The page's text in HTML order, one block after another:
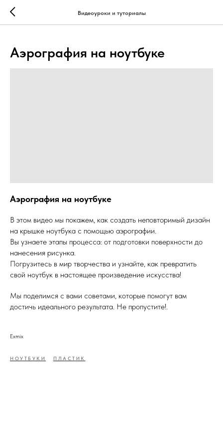
Видеоуроки и туториалы
Аэрография на ноутбуке
Аэрография на ноутбуке
В этом видео мы покажем, как создать неповторимый дизайн
на крышке ноутбука с помощью аэрографии.
Вы узнаете этапы процесса: от подготовки поверхности до
нанесения рисунка.
Погрузитесь в мир творчества и узнайте, как превратить
свой ноутбук в настоящее произведение искусства!
Мы поделимся с вами советами, которые помогут вам
достичь идеального результата. Не пропустите!.
Exmix
НОУТБУКИ ПЛАСТИК